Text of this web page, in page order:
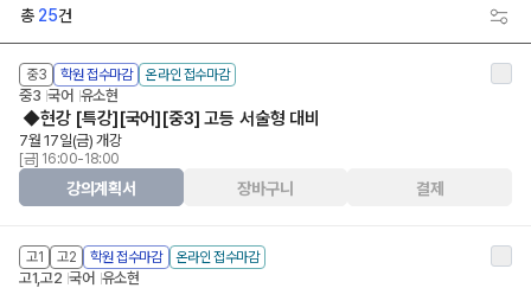
총 25건
중3 학원 접수마감 온라인 접수마감
중3 국어 유소현
◆현강 [특강][국어][중3] 고등 서술형 대비
7월 17일(금) 개강
[금] 16:00-18:00
강의계획서 장바구니 결제
고1 고2 학원 접수마감 온라인 접수마감
고1,고2 국어 유소현